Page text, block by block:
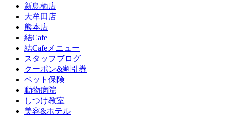
新鳥栖店
大牟田店
熊本店
結Cafe
結Cafeメニュー
スタッフブログ
クーポン&割引券
ペット保険
動物病院
しつけ教室
美容&ホテル